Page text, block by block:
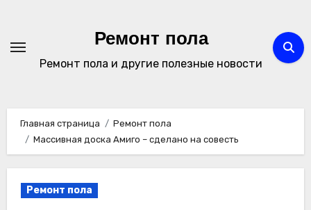
содержимому
Ремонт пола
Ремонт пола и другие полезные новости
Главная страница
Ремонт пола
Массивная доска Амиго – сделано на совесть
Ремонт пола